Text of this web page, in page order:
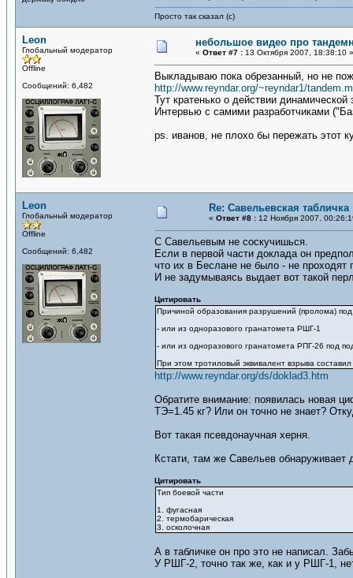
Просто так сказал (с)
Leon
Глобальный модератор
Offline
Сообщений: 6,482
небольшое видео про
« Ответ #7 : 13 Октября 2007, 18:38:10 »
Выкладываю пока обрезанный, но не
http://www.reyndar.org/~reyndar1/
Тут кратенько о действии
Интервью с самими разработчиками
ps. иванов, не плохо бы пережать этот
Leon
Глобальный модератор
Offline
Сообщений: 6,482
Re: Савельевская табличка
« Ответ #8 : 12 Ноября 2007,
С Савельевым не соскучишься.
Если в первой части доклада он
что их в Беслане не было - не проходят
И не задумываясь выдает вот такой
Цитировать
Причиной образования разрушений (пролома)
- или из одноразового гранатомета РШГ-1
- или из одноразового гранатомета РПГ-26 под
При этом тротиловый эквивалент взрыва
http://www.reyndar.org/ds/doklad3.htm
Обратите внимание: появилась новая
ТЭ=1.45 кг? Или он точно не знает?
Вот такая псевдонаучная херня.
Кстати, там же Савельев
Цитировать
Тип боевой части
1. фугасная
2. термобарическая
3. осколочная
А в табличке он про это не написал.
У РШГ-2, точно так же, как и у РШГ-1,